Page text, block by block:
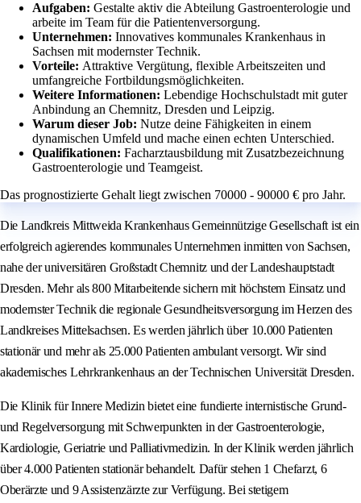
Aufgaben: Gestalte aktiv die Abteilung Gastroenterologie und
arbeite im Team für die Patientenversorgung.
Unternehmen: Innovatives kommunales Krankenhaus in
Sachsen mit modernster Technik.
Vorteile: Attraktive Vergütung, flexible Arbeitszeiten und
umfangreiche Fortbildungsmöglichkeiten.
Weitere Informationen: Lebendige Hochschulstadt mit guter
Anbindung an Chemnitz, Dresden und Leipzig.
Warum dieser Job: Nutze deine Fähigkeiten in einem
dynamischen Umfeld und mache einen echten Unterschied.
Qualifikationen: Facharztausbildung mit Zusatzbezeichnung
Gastroenterologie und Teamgeist.
Das prognostizierte Gehalt liegt zwischen 70000 - 90000 € pro Jahr.
Die Landkreis Mittweida Krankenhaus Gemeinnützige Gesellschaft ist ein
erfolgreich agierendes kommunales Unternehmen inmitten von Sachsen,
nahe der universitären Großstadt Chemnitz und der Landeshauptstadt
Dresden. Mehr als 800 Mitarbeitende sichern mit höchstem Einsatz und
modernster Technik die regionale Gesundheitsversorgung im Herzen des
Landkreises Mittelsachsen. Es werden jährlich über 10.000 Patienten
stationär und mehr als 25.000 Patienten ambulant versorgt. Wir sind
akademisches Lehrkrankenhaus an der Technischen Universität Dresden.
Die Klinik für Innere Medizin bietet eine fundierte internistische Grund-
und Regelversorgung mit Schwerpunkten in der Gastroenterologie,
Kardiologie, Geriatrie und Palliativmedizin. In der Klinik werden jährlich
über 4.000 Patienten stationär behandelt. Dafür stehen 1 Chefarzt, 6
Oberärzte und 9 Assistenzärzte zur Verfügung. Bei stetigem